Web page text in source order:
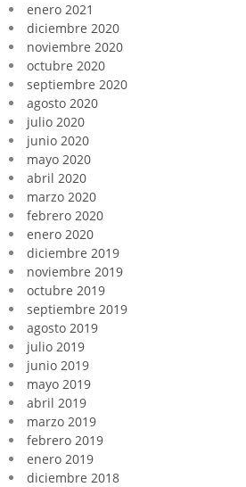
enero 2021
diciembre 2020
noviembre 2020
octubre 2020
septiembre 2020
agosto 2020
julio 2020
junio 2020
mayo 2020
abril 2020
marzo 2020
febrero 2020
enero 2020
diciembre 2019
noviembre 2019
octubre 2019
septiembre 2019
agosto 2019
julio 2019
junio 2019
mayo 2019
abril 2019
marzo 2019
febrero 2019
enero 2019
diciembre 2018